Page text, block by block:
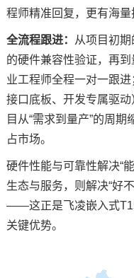
程师精准回复，更有海量
全流程跟进：
从项目初
的硬件兼容性验证，再
业工程师全程一对一跟
接口底板、开发专属驱
目从“需求到量产”的周
占市场。
硬件性能与可靠性解决“
生态与服务，则解决“好
——这正是飞凌嵌入式
关键优势。